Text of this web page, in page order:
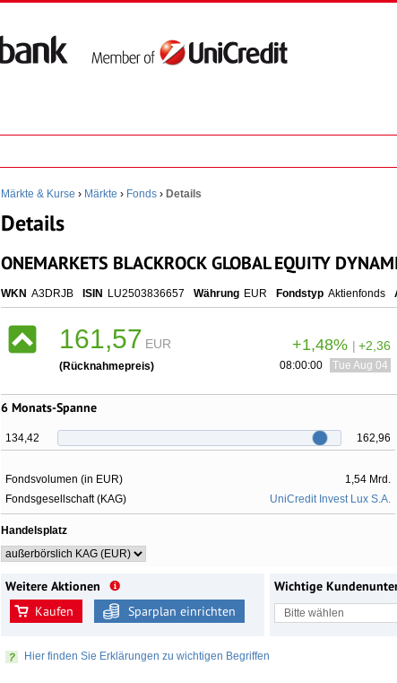
Märkte & Kurse › Märkte › Fonds › Details
Details
ONEMARKETS BLACKROCK GLOBAL EQUITY
WKN A3DRJB ISIN LU2503836657 Währung EUR Fondstyp Aktienfonds
161,57 EUR +1,48% | +2,36
(Rücknahmepreis) 08:00:00 Tue Aug 04
6 Monats-Spanne
134,42 162,96
Fondsvolumen (in EUR)
1,54 Mrd.
Fondsgesellschaft (KAG)
UniCredit Invest Lux S.A.
Handelsplatz
Weitere Aktionen
Kaufen
Sparplan einrichten
Wichtige
Bitte wählen
Hier finden Sie Erklärungen zu wichtigen Begriffen